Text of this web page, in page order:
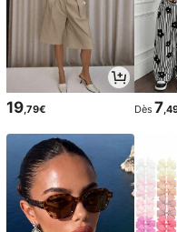
19,79€ Dès 7